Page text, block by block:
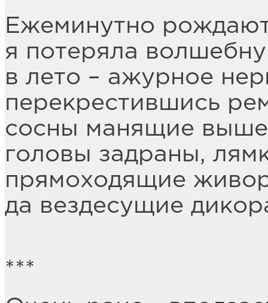
Ежеминутно
я потеряла
в лето – ажурное
перекрестившись
сосны манящие
головы задраны,
прямоходящие
да вездесущие
***